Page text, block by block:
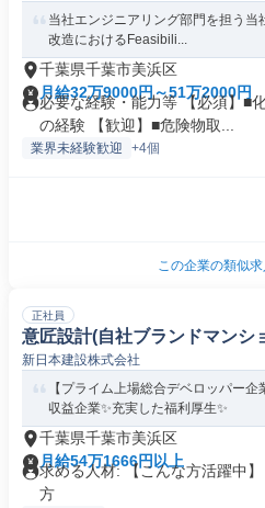
当社エンジニアリング部門を担う当
改造におけるFeasibili...
千葉県千葉市美浜区
月給32万9000円～51万2000円
必要な経験・能力等 【必須】■
の経験 【歓迎】■危険物取...
業界未経験歓迎 +4個
この企業の類似
正社員
意匠設計(自社ブランドマンシ
新日本建設株式会社
【プライム上場総合デベロッパー
収益企業✨充実した福利厚生✨
千葉県千葉市美浜区
月給54万1666円以上
求める人材: 【こんな方活躍中
方